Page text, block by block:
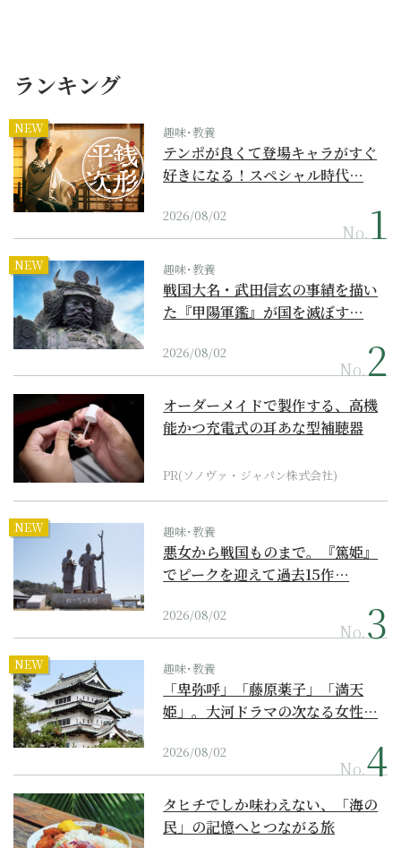
ランキング
NEW 趣味･教養
テンポが良くて登場キャラがすぐ
好きになる！スペシャル時代…
2026/08/02
No.
NEW 趣味･教養
戦国大名・武田信玄の事績を描い
た『甲陽軍鑑』が国を滅ぼす…
2026/08/02
No.
オーダーメイドで製作する、高機
能かつ充電式の耳あな型補聴器
PR(ソノヴァ・ジャパン株式会社)
NEW 趣味･教養
悪女から戦国ものまで。『篤姫』
でピークを迎えて過去15作…
2026/08/02
No.
NEW 趣味･教養
「卑弥呼」「藤原薬子」「満天
姫」。大河ドラマの次なる女性…
2026/08/02
No.
タヒチでしか味わえない、「海の
民」の記憶へとつながる旅